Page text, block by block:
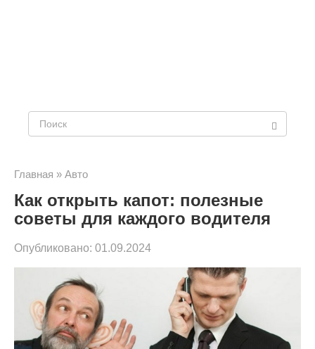
Главная » Авто
Как открыть капот: полезные
советы для каждого водителя
Опубликовано: 01.09.2024